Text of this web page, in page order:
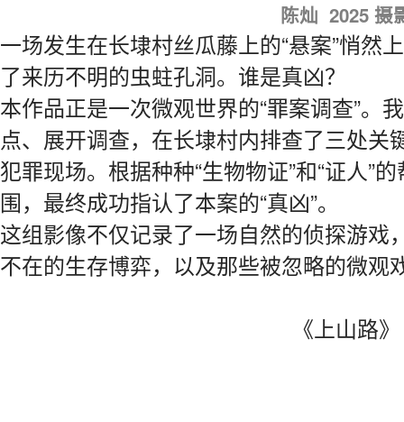
陈灿 2025 摄
一场发生在长埭村丝瓜藤上的“悬案”悄
了来历不明的虫蛀孔洞。谁是真凶？
本作品正是一次微观世界的“罪案调查”。
点、展开调查，在长埭村内排查了三处关
犯罪现场。根据种种“生物物证”和“证人”
围，最终成功指认了本案的“真凶”。
这组影像不仅记录了一场自然的侦探游戏
不在的生存博弈，以及那些被忽略的微观
《上山路》